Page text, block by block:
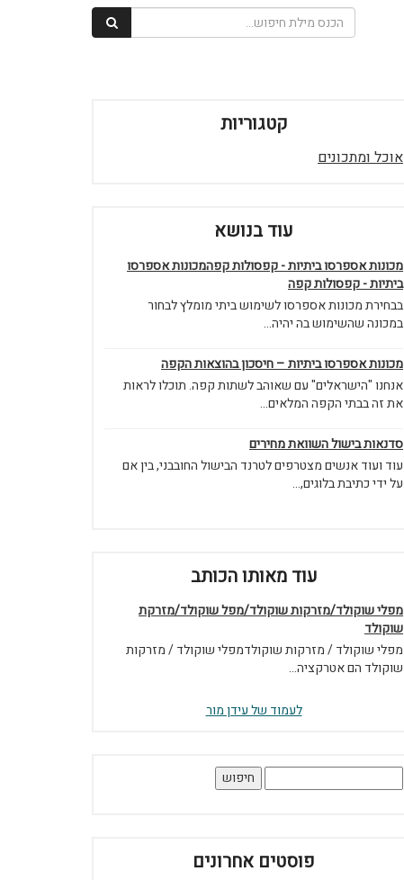
קטגוריות
אוכל ומתכונים
עוד בנושא
מכונות אספרסו ביתיות - קפסולות קפהמכונות אספרסו
ביתיות - קפסולות קפה
בבחירת מכונות אספרסו לשימוש ביתי מומלץ לבחור
במכונה שהשימוש בה יהיה...
מכונות אספרסו ביתיות – חיסכון בהוצאות הקפה
אנחנו "הישראלים" עם שאוהב לשתות קפה. תוכלו לראות
את זה בבתי הקפה המלאים...
סדנאות בישול השוואת מחירים
עוד ועוד אנשים מצטרפים לטרנד הבישול החובבני, בין אם
על ידי כתיבת בלוגים,...
עוד מאותו הכותב
מפלי שוקולד/מזרקות שוקולד/מפל שוקולד/מזרקת
שוקולד
מפלי שוקולד / מזרקות שוקולדמפלי שוקולד / מזרקות
שוקולד הם אטרקציה...
לעמוד של עידן מור
פוסטים אחרונים